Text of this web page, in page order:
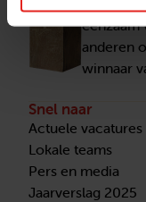
eenzaam
anderen
winnaar
Snel naar
Actuele vacatures
Lokale teams
Pers en media
Jaarverslag 2025